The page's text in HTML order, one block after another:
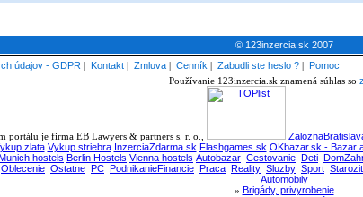
© 123inzercia.sk 2007
údajov - GDPR | Kontakt | Zmluva | Cenník | Zabudli ste heslo ? | Pomoc
Používanie 123inzercia.sk znamená súhlas so
portálu je firma EB Lawyers & partners s. r. o.,
zlata Vykup striebra InzerciaZdarma.sk Flashgames.sk OKbazar.sk - Bazar
hostels Berlin Hostels Vienna hostels Autobazar Cestovanie Deti
Oblecenie Ostatne PC PodnikanieFinancie Praca Reality Sluzby Sport
Automobily
» Brigády, privyrobenie